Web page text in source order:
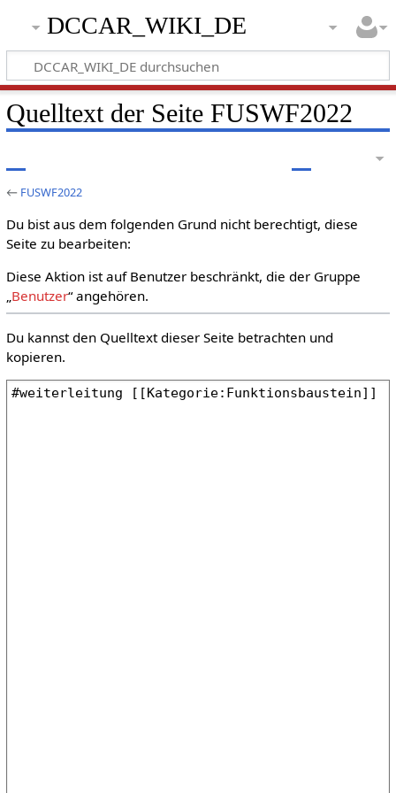
DCCAR_WIKI_DE
Quelltext der Seite FUSWF2022
← FUSWF2022
Du bist aus dem folgenden Grund nicht berechtigt, diese
Seite zu bearbeiten:
Diese Aktion ist auf Benutzer beschränkt, die der Gruppe
„Benutzer“ angehören.
Du kannst den Quelltext dieser Seite betrachten und
kopieren.